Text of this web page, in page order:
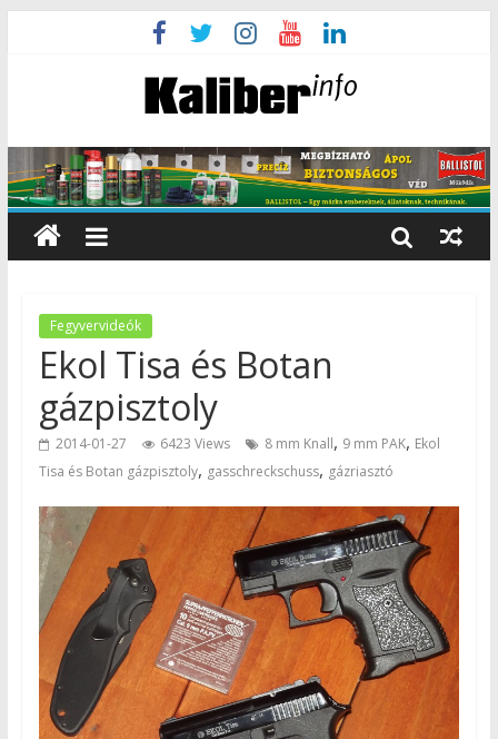
Fegyvervideók
Ekol Tisa és Botan
gázpisztoly
2014-01-27 6423 Views 8 mm Knall, 9 mm PAK, Ekol
Tisa és Botan gázpisztoly, gasschreckschuss, gázriasztó